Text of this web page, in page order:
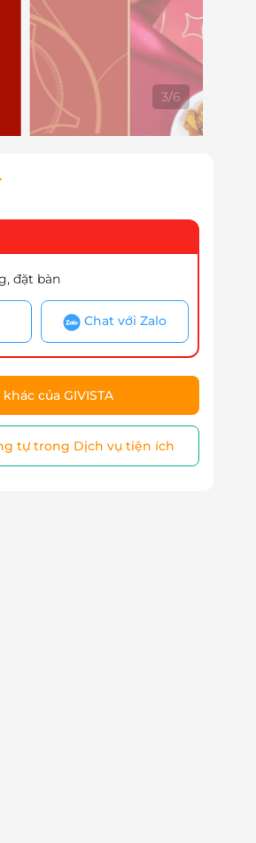
4/6
đặt bàn
Chat với Zalo
của GIVISTA
tự trong Dịch vụ tiện ích